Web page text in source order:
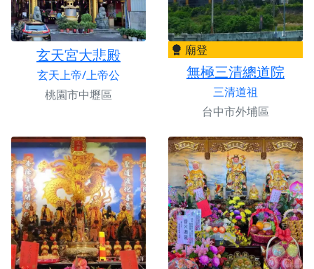
玄天宮大悲殿
玄天上帝/上帝公
桃園市中壢區
廟登
無極三清總道院
三清道祖
台中市外埔區